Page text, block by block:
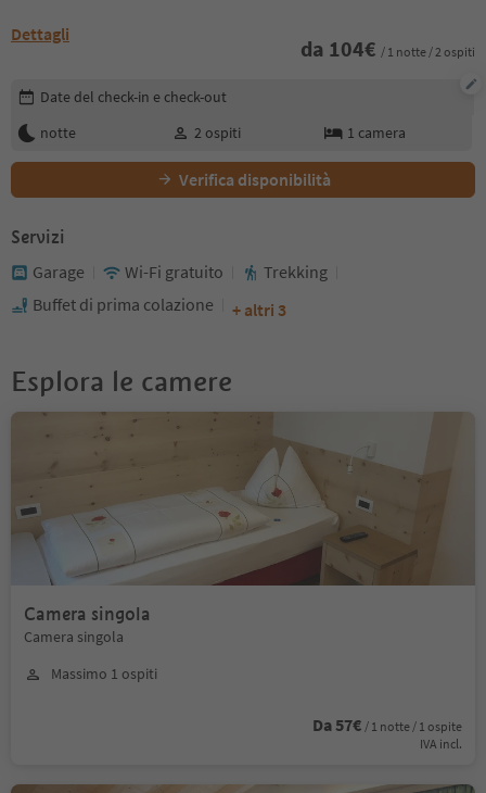
Dettagli
da 104€ / 1 notte / 2 ospiti
Modifica i dettagli della prenotazione
Date del check-in e check-out
notte
2 ospiti 1 camera
Verifica disponibilità
Servizi
Garage Wi-Fi gratuito
Trekking
Buffet di prima colazione
+ altri 3
Esplora le camere
Camera singola
Camera singola
Massimo 1 ospiti
Da 57€ / 1 notte / 1 ospite
IVA incl.